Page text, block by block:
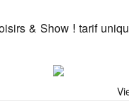
& Show ! tarif